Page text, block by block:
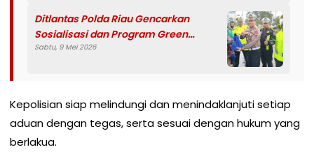
Ditlantas Polda Riau Gencarkan
Sosialisasi dan Program Green
Policing
Sabtu, 9 Mei 2026
Kepolisian siap melindungi dan menindaklanjuti setiap
aduan dengan tegas, serta sesuai dengan hukum yang
berlakua.